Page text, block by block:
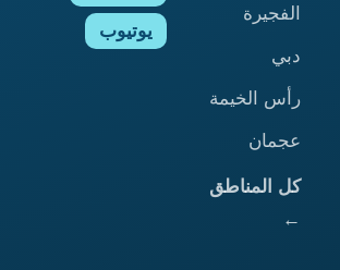
الفجيرة
دبي
رأس الخيمة
عجمان
كل المناطق
←
يوتيوب